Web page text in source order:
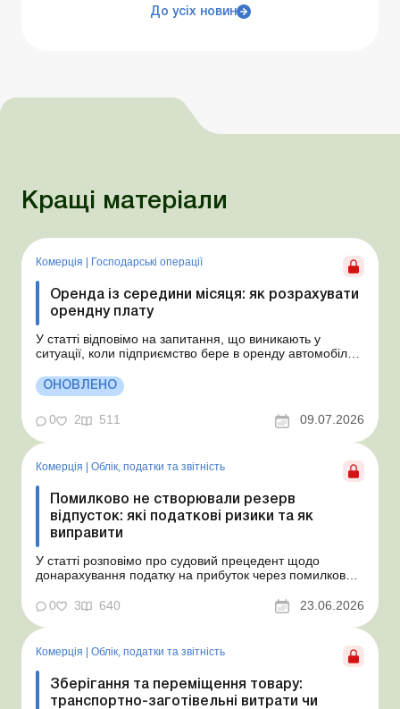
До усіх новин
Кращі матеріали
Комерція Господарські операції
Оренда із середини місяця: як розрахувати
орендну плату
У статті відповімо на запитання, що виникають у
ситуації, коли підприємство бере в оренду автомобіль у
місяця. Підприємство орендує у фізособи автомобіль з
15.07.2026. Згідно з умовами договору орендна плата
становить 4 000 грн на місяць. Виникла...
ОНОВЛЕНО
0 2 511 09.07.2026
Комерція | Облік, податки та звiтнiсть
Помилково не створювали резерв
відпусток: які податкові ризики та як
виправити
У статті розповімо про судовий прецедент щодо
донарахування податку на прибуток через помилково
надамо рекомендації, як мінімізувати податкові ризики.
Проблемні витрати: податкові ризики та судова
практика Розуміємо ваші хвилювання через помилкове
неств...
0 3 640 23.06.2026
Комерція | Облік, податки та звiтнiсть
Зберігання та переміщення товару:
транспортно-заготівельні витрати чи